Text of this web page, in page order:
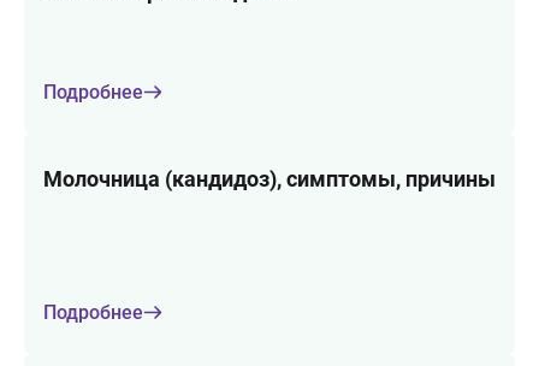
Подробнее
Молочница (кандидоз), симптомы, причины
Подробнее